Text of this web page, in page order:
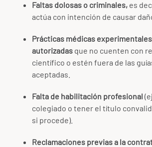
Faltas dolosas o criminales, es
actúa con intención de causar
Prácticas médicas
autorizadas que no cuenten con
científico o estén fuera de las
aceptadas.
Falta de habilitación profesional
colegiado o tener el título
si procede).
Reclamaciones previas a la